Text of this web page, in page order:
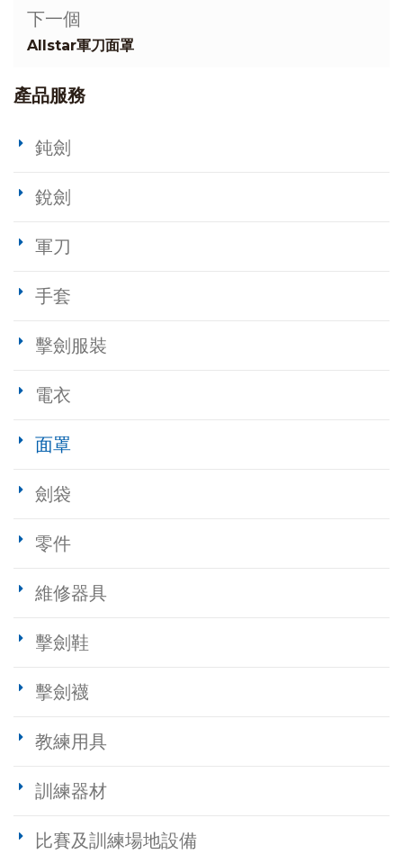
下一個
Allstar軍刀面罩
產品服務
鈍劍
銳劍
軍刀
手套
擊劍服裝
電衣
面罩
劍袋
零件
維修器具
擊劍鞋
擊劍襪
教練用具
訓練器材
比賽及訓練場地設備